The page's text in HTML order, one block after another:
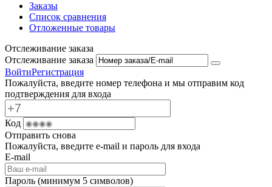
Заказы
Список сравнения
Отложенные товары
Отслеживание заказа
Отслеживание заказа
ВойтиРегистрация
Пожалуйста, введите номер телефона и мы отправим код
подтверждения для входа
Код
Отправить снова
Пожалуйста, введите e-mail и пароль для входа
E-mail
Пароль (минимум 5 символов)